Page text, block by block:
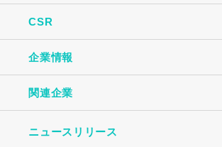
オムレツ
こだわりTOP
大切にしていること
CSR
CSR TOP
企業情報
企業情報TOP
ご挨拶
関連企業
（株）中条たまご
ニュースリリース